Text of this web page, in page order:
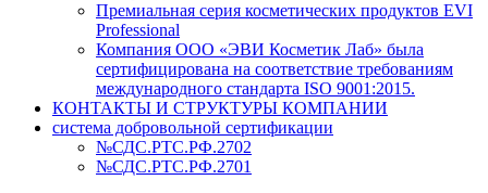
Премиальная серия косметических продуктов EVI
Professional
Компания ООО «ЭВИ Косметик Лаб» была
сертифицирована на соответствие требованиям
международного стандарта ISO 9001:2015.
КОНТАКТЫ И СТРУКТУРЫ КОМПАНИИ
система добровольной сертификации
№СДС.РТС.РФ.2702
№СДС.РТС.РФ.2701